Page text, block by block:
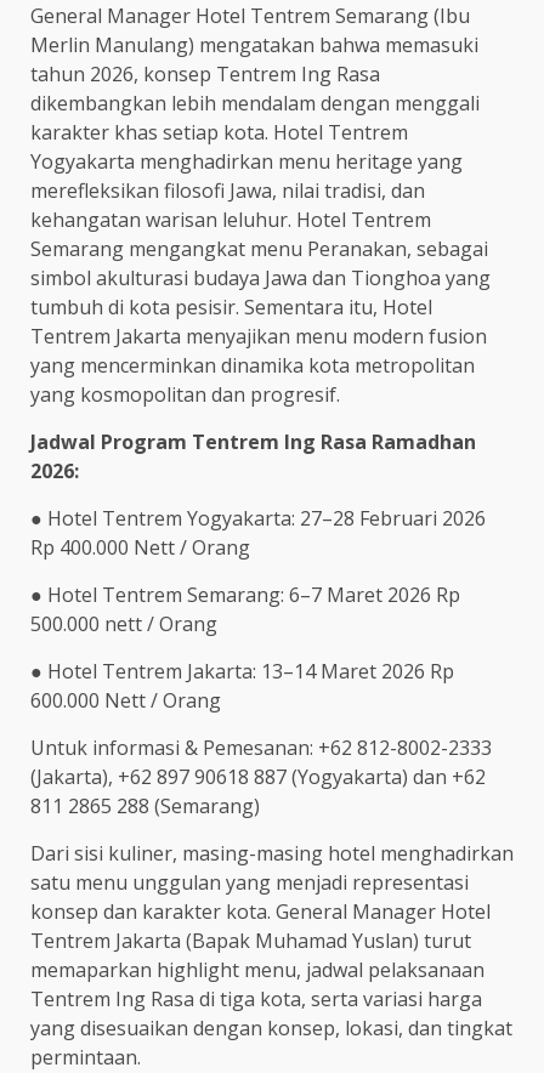
General Manager Hotel Tentrem Semarang (Ibu
Merlin Manulang) mengatakan bahwa memasuki
tahun 2026, konsep Tentrem Ing Rasa
dikembangkan lebih mendalam dengan menggali
karakter khas setiap kota. Hotel Tentrem
Yogyakarta menghadirkan menu heritage yang
merefleksikan filosofi Jawa, nilai tradisi, dan
kehangatan warisan leluhur. Hotel Tentrem
Semarang mengangkat menu Peranakan, sebagai
simbol akulturasi budaya Jawa dan Tionghoa yang
tumbuh di kota pesisir. Sementara itu, Hotel
Tentrem Jakarta menyajikan menu modern fusion
yang mencerminkan dinamika kota metropolitan
yang kosmopolitan dan progresif.
Jadwal Program Tentrem Ing Rasa Ramadhan
2026:
● Hotel Tentrem Yogyakarta: 27–28 Februari 2026
Rp 400.000 Nett / Orang
● Hotel Tentrem Semarang: 6–7 Maret 2026 Rp
500.000 nett / Orang
● Hotel Tentrem Jakarta: 13–14 Maret 2026 Rp
600.000 Nett / Orang
Untuk informasi & Pemesanan: +62 812-8002-2333
(Jakarta), +62 897 90618 887 (Yogyakarta) dan +62
811 2865 288 (Semarang)
Dari sisi kuliner, masing-masing hotel menghadirkan
satu menu unggulan yang menjadi representasi
konsep dan karakter kota. General Manager Hotel
Tentrem Jakarta (Bapak Muhamad Yuslan) turut
memaparkan highlight menu, jadwal pelaksanaan
Tentrem Ing Rasa di tiga kota, serta variasi harga
yang disesuaikan dengan konsep, lokasi, dan tingkat
permintaan.